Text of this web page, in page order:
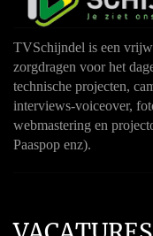
TVSchijndel is een
zorgdragen voor het
technische projecten,
interviews-voiceover,
webmastering en
Paaspop enz).